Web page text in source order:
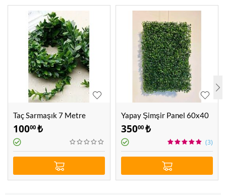
Taç Sarmaşık 7 Metre
10000 ₺
Yapay Şimşir Panel 60x40
cm
35000 ₺
(3)